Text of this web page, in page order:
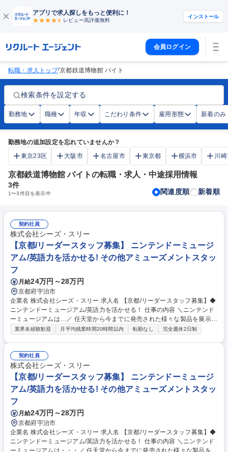
アプリで求人探しをもっと便利に！
レビュー高評価無料
インストール
会員ログイン
転職・求人トップ/京都鉄道博物館 バイト
検索条件を設定する
勤務地 職種 年収 こだわり条件 雇用形態 新着のみ
勤務地の追加設定を忘れていませんか？
東京23区
大阪市 名古屋市 東京都 横浜市 川
京都鉄道博物館 バイトの転職・求人・中途採用情報
3件
1〜3件目を表示中 関連度順 新着順
契約社員
株式会社シーズ・スリー
【京都/リーダースタッフ募集】 ニンテンドーミュージ
アム/英語力を活かせる! その他アミューズメントスタッ
フ
月給24万円～28万円
京都府宇治市
企業名 株式会社シーズ・スリー 求人名 【京都/リーダースタッフ募集】◆
ニンテンドーミュージアム/英語力を活かせる！ 仕事の内容 ＼ニンテンド
ーミュージアムは…／ 任天堂から今までに発売された様々な製品を展示す
る施設です！ お客様のご案内・誘導を行う運営スタッフのリーダー業務を
配置管理業務（シフト作成含む） ・その他、運営備品管理・業務改善プロ
ジェクト参画 募集職種 【京都/リーダースタッフ募集】◆ニンテンドーミ
ュージアム/英語力を活かせる！
業界未経験歓迎 月平均残業時間20時間以内 転勤なし 完全週休2日制
契約社員
株式会社シーズ・スリー
【京都/リーダースタッフ募集】 ニンテンドーミュージ
アム/英語力を活かせる! その他アミューズメントスタッ
フ
月給24万円～28万円
京都府宇治市
企業名 株式会社シーズ・スリー 求人名 【京都/リーダースタッフ募集】◆
ニンテンドーミュージアム/英語力を活かせる！ 仕事の内容 ＼ニンテンド
ーミュージアムは・・・／ 任天堂から今までに発売された様々な製品を展